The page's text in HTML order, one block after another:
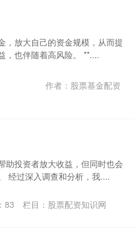
，放大自己的资金规模，从而提
，也伴随着高风险。 **....
作者：股票基金配资
助投资者放大收益，但同时也会
经过深入调查和分析，我....
83 栏目： 股票配资知识网